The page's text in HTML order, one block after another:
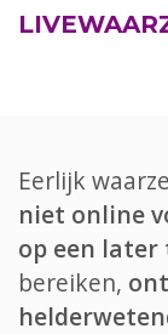
Eerlijk
niet online
op een
bereiken,